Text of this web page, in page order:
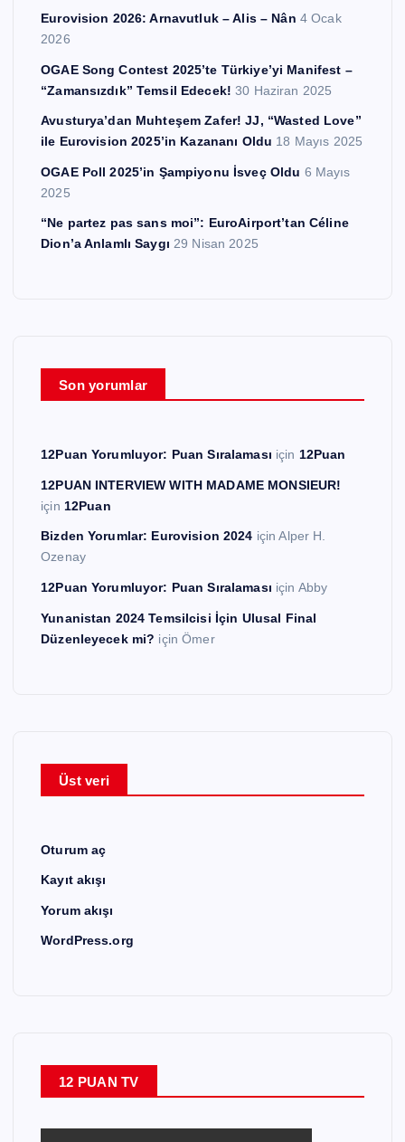
Eurovision 2026: Arnavutluk – Alis – Nân 4 Ocak
2026
OGAE Song Contest 2025’te Türkiye’yi Manifest –
“Zamansızdık” Temsil Edecek! 30 Haziran 2025
Avusturya’dan Muhteşem Zafer! JJ, “Wasted Love”
ile Eurovision 2025’in Kazananı Oldu 18 Mayıs 2025
OGAE Poll 2025’in Şampiyonu İsveç Oldu 6 Mayıs
2025
“Ne partez pas sans moi”: EuroAirport’tan Céline
Dion’a Anlamlı Saygı 29 Nisan 2025
Son yorumlar
12Puan Yorumluyor: Puan Sıralaması için 12Puan
12PUAN INTERVIEW WITH MADAME MONSIEUR!
için 12Puan
Bizden Yorumlar: Eurovision 2024 içinAlper H.
Ozenay
12Puan Yorumluyor: Puan Sıralaması için Abby
Yunanistan 2024 Temsilcisi İçin Ulusal Final
Düzenleyecek mi? içinÖmer
Üst veri
Oturum aç
Kayıt akışı
Yorum akışı
WordPress.org
12 PUAN TV